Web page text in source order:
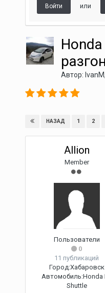
Войти или
Автор: IvanM,
НАЗАД 1 2
Allion
Member
Пользователи
0
11 публикаций
Город:Хабаровск
Автомобиль:Honda
Shuttle